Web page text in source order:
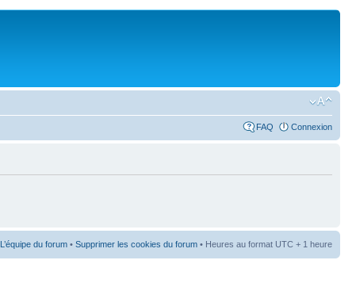
FAQ Connexion
L’équipe du forum • Supprimer les cookies du forum • Heures au format UTC + 1 heure